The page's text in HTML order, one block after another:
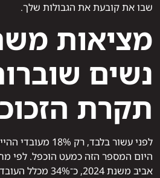
שבו את קובעת את הגבולות שלך.
מציאות
נשים
תקרת
לפני עשור בלבד, רק 18% מעובדי ההייטק בישראל היו נשים.
היום המספר הזה כמעט הוכפל. לפי
אביב משנת 2024,